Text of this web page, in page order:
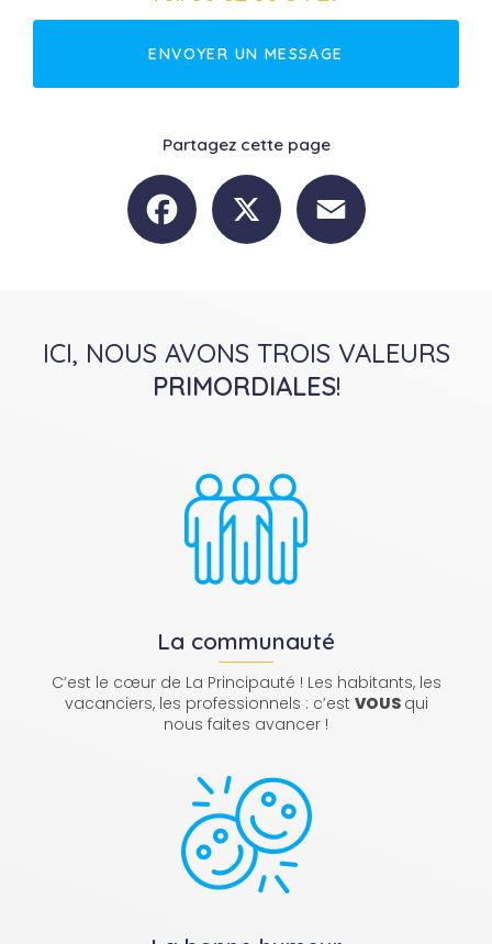
ENVOYER UN MESSAGE
Partagez cette page
Facebook
ICI, NOUS AVONS TROIS VALEURS
PRIMORDIALES!
La communauté
C’est le cœur de La Principauté ! Les habitants, les
vacanciers, les professionnels : c’est VOUS qui
nous faites avancer !